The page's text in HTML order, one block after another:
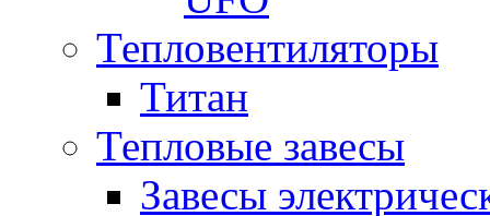
Тепловентиляторы
Титан
Тепловые завесы
Завесы